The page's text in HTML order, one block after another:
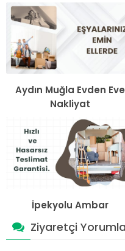
Aydın Muğla Evden Eve
Nakliyat
İpekyolu Ambar
Ziyaretçi